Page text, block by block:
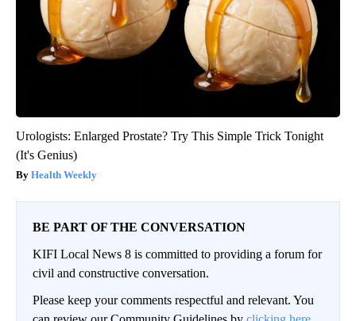
Urologists: Enlarged Prostate? Try This Simple Trick Tonight
(It's Genius)
Health Weekly
BE PART OF THE CONVERSATION
KIFI Local News 8 is committed to providing a forum for
civil and constructive conversation.
Please keep your comments respectful and relevant. You